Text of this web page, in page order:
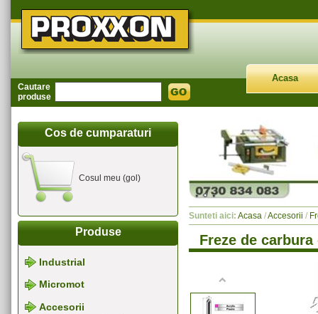
Cautare
produse
Acasa
Cos de cumparaturi
Cosul meu (gol)
Produse
Industrial
Micromot
Accesorii
Sunteti aici: Acasa /Accesorii /
Freze de